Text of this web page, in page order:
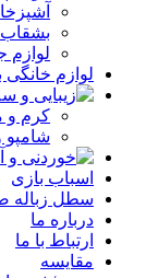
لوازم
لوازم خانگی
کرم و
شامپو
اسباب بازی
سطل زباله
درباره ما
ارتباط با ما
مقایسه